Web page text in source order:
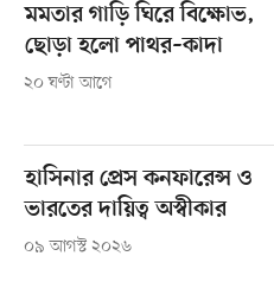
মমতার গাড়ি ঘিরে বিক্ষোভ,
ছোড়া হলো পাথর–কাদা
২০ ঘণ্টা আগে
হাসিনার প্রেস কনফারেন্স ও
ভারতের দায়িত্ব অস্বীকার
০৯ আগস্ট ২০২৬